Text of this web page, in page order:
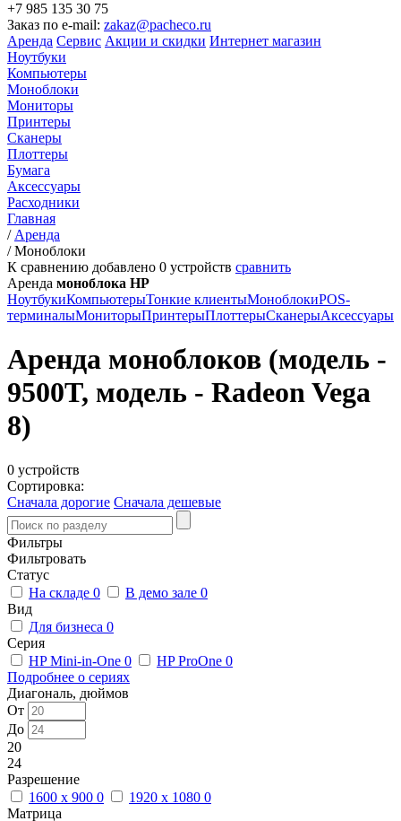
+7 985 135 30 75
Заказ по e-mail: zakaz@pacheco.ru
Аренда Сервис Акции и скидки Интернет магазин
Ноутбуки
Компьютеры
Моноблоки
Мониторы
Принтеры
Сканеры
Плоттеры
Бумага
Аксессуары
Расходники
Главная
/ Аренда
/Моноблоки
К сравнению добавлено 0 устройств сравнить
Аренда моноблока HP
НоутбукиКомпьютерыТонкие клиентыМоноблокиPOS-
терминалыМониторыПринтерыПлоттерыСканерыАксессуары
Аренда моноблоков (модель -
9500T, модель - Radeon Vega
8)
0 устройств
Сортировка:
Сначала дорогие Сначала дешевые
Фильтры
Фильтровать
Статус
На складе 0 В демо зале 0
Вид
Для бизнеса 0
Серия
HP Mini-in-One 0 HP ProOne 0
Подробнее о сериях
Диагональ, дюймов
От
До
20
24
Разрешение
1600 x 900 0 1920 x 1080 0
Матрица